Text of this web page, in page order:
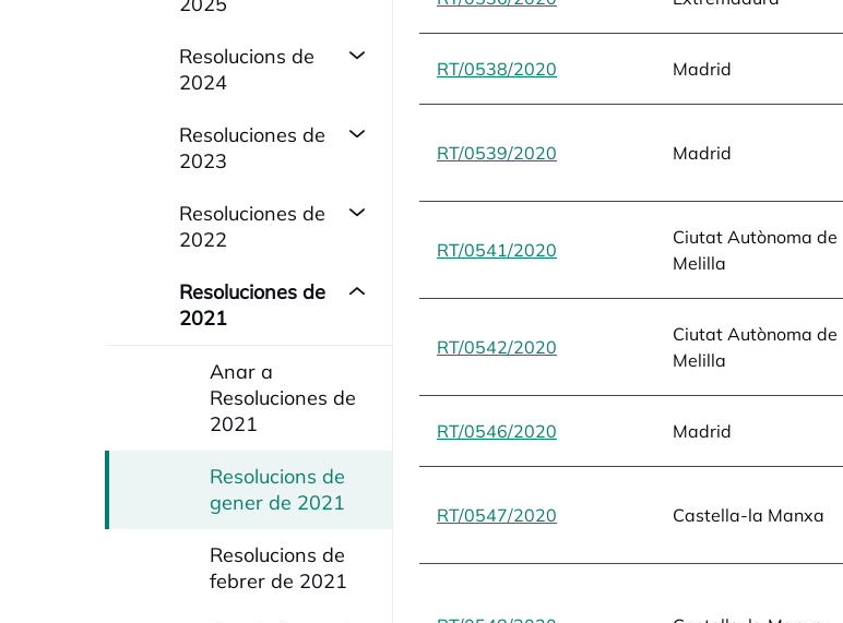
Resolucions de
2024
Resoluciones de
2023
Resoluciones de
2022
Resoluciones de
2021
Anar a
Resoluciones de
2021
Resolucions de
gener de 2021
Resolucions de
febrer de 2021
RT/0538/2020 opens in a new tab
Madrid
RT/0539/2020 opens in a new tab
Madrid
RT/0541/2020 opens in a new tab
Ciutat Autònoma de
Melilla
RT/0542/2020 opens in a new tab
Ciutat Autònoma de
Melilla
RT/0546/2020 opens in a new tab
Madrid
RT/0547/2020 opens in a new tabCastella-la Manxa